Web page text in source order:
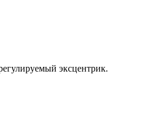
эксцентрик.